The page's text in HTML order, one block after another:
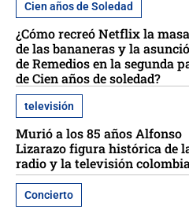
Cien años de Soledad
¿Cómo recreó Netflix la
de las bananeras y la
de Remedios en la segunda
de Cien años de soledad?
televisión
Murió a los 85 años Alfonso
Lizarazo figura histórica de
radio y la televisión
Concierto